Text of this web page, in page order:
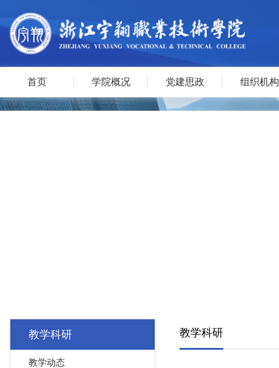
首页 学院概况 党建思政 组织机构
教学科研
教学动态
教学科研